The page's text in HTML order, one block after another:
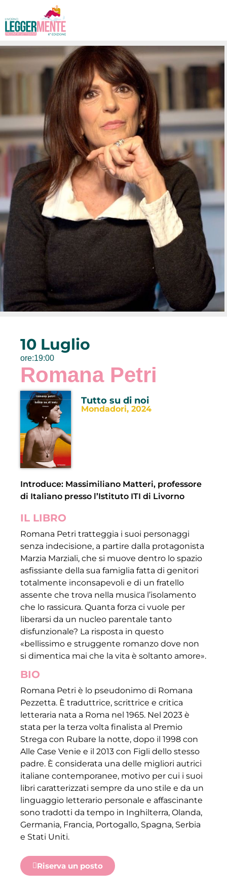
10 Luglio
ore:19:00
Romana Petri
Tutto su di noi
Mondadori, 2024
Introduce: Massimiliano Matteri, professore
di Italiano presso l’Istituto ITI di Livorno
IL LIBRO
Romana Petri tratteggia i suoi personaggi
senza indecisione, a partire dalla protagonista
Marzia Marziali, che si muove dentro lo spazio
asfissiante della sua famiglia fatta di genitori
totalmente inconsapevoli e di un fratello
assente che trova nella musica l’isolamento
che lo rassicura. Quanta forza ci vuole per
liberarsi da un nucleo parentale tanto
disfunzionale? La risposta in questo
«bellissimo e struggente romanzo dove non
si dimentica mai che la vita è soltanto amore».
BIO
Romana Petri è lo pseudonimo di Romana
Pezzetta. È traduttrice, scrittrice e critica
letteraria nata a Roma nel 1965. Nel 2023 è
stata per la terza volta finalista al Premio
Strega con Rubare la notte, dopo il 1998 con
Alle Case Venie e il 2013 con Figli dello stesso
padre. È considerata una delle migliori autrici
italiane contemporanee, motivo per cui i suoi
libri caratterizzati sempre da uno stile e da un
linguaggio letterario personale e affascinante
sono tradotti da tempo in Inghilterra, Olanda,
Germania, Francia, Portogallo, Spagna, Serbia
e Stati Uniti.
Riserva un posto